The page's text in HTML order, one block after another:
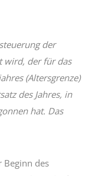
der
wird, der für das
(Altersgrenze)
des Jahres, in
hat. Das
Beginn des